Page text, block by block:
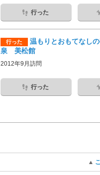
行った
行った
温もりとおもてなし
泉 美松館
2012年9月訪問
行った